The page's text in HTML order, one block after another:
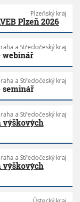
Plzeňský kraj
Plzeň 2026
a Středočeský kraj
webinář
a Středočeský kraj
seminář
a Středočeský kraj
výškových
a Středočeský kraj
výškových